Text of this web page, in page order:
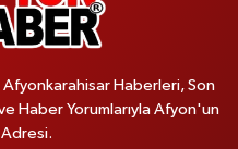
Haberleri, Son
Haber Yorumlarıyla Afyon'un